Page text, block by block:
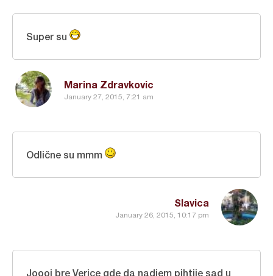
Marina Zdravkovic
January 27, 2015, 7:21 am
Super su
Slavica
January 26, 2015, 10:17 pm
Odlične su mmm
Joooj bre Verice gde da nadjem pihtije sad u